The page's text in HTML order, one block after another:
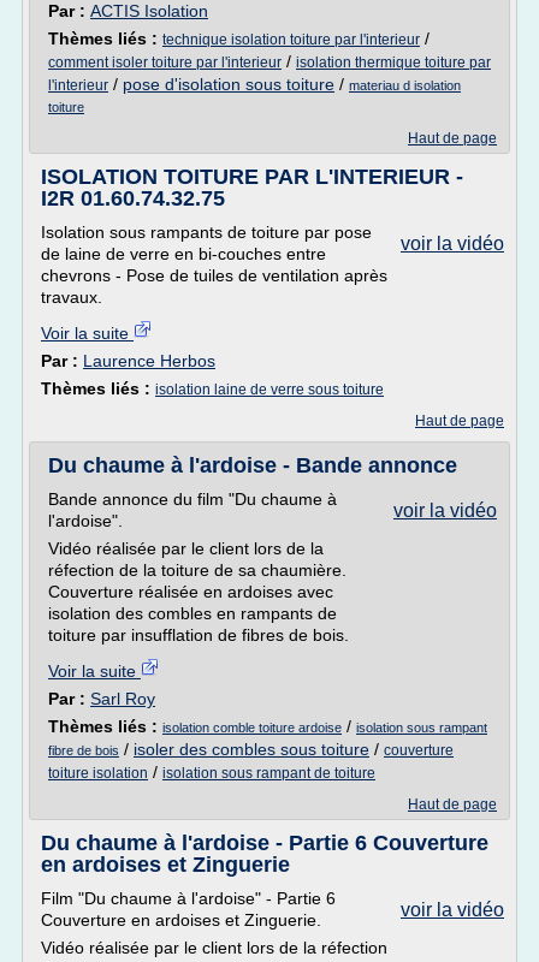
Par : ACTIS Isolation
Thèmes liés : technique isolation toiture par l'interieur /
comment isoler toiture par l'interieur / isolation thermique toiture par
l'interieur / pose d'isolation sous toiture / materiau d isolation
toiture
Haut de page
ISOLATION TOITURE PAR L'INTERIEUR -
I2R 01.60.74.32.75
voir la vidéo
Isolation sous rampants de toiture par pose
de laine de verre en bi-couches entre
chevrons - Pose de tuiles de ventilation après
travaux.
Voir la suite
Par : Laurence Herbos
Thèmes liés : isolation laine de verre sous toiture
Haut de page
Du chaume à l'ardoise - Bande annonce
voir la vidéo
Bande annonce du film "Du chaume à
l'ardoise".
Vidéo réalisée par le client lors de la
réfection de la toiture de sa chaumière.
Couverture réalisée en ardoises avec
isolation des combles en rampants de
toiture par insufflation de fibres de bois.
Voir la suite
Par : Sarl Roy
Thèmes liés : isolation comble toiture ardoise / isolation sous rampant
fibre de bois / isoler des combles sous toiture / couverture
toiture isolation / isolation sous rampant de toiture
Haut de page
Du chaume à l'ardoise - Partie 6 Couverture
en ardoises et Zinguerie
voir la vidéo
Film "Du chaume à l'ardoise" - Partie 6
Couverture en ardoises et Zinguerie.
Vidéo réalisée par le client lors de la réfection